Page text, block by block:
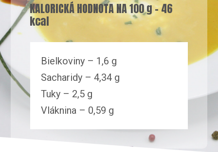
KALORICKÁ HODNOTA NA 100 g – 46
kcal
Bielkoviny – 1,6 g
Sacharidy – 4,34 g
Tuky – 2,5 g
Vláknina – 0,59 g